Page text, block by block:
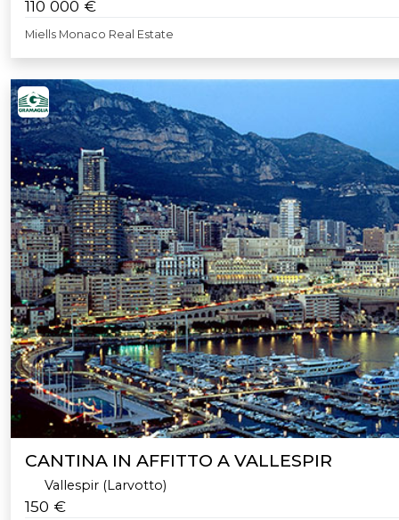
110 000 €
Miells Monaco Real Estate
CANTINA IN AFFITTO A VALLESPIR
Vallespir (Larvotto)
150 €